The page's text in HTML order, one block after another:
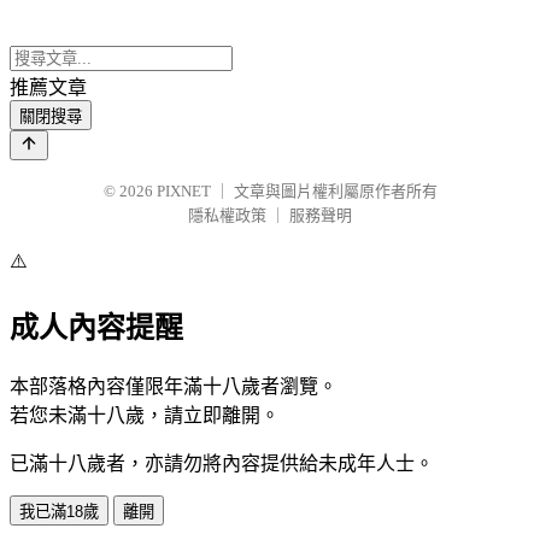
推薦文章
關閉搜尋
© 2026 PIXNET
文章與圖片權利屬原作者所有
隱私權政策
服務聲明
⚠️
成人內容提醒
本部落格內容僅限年滿十八歲者瀏覽。
若您未滿十八歲，請立即離開。
已滿十八歲者，亦請勿將內容提供給未成年人士。
我已滿18歲 離開